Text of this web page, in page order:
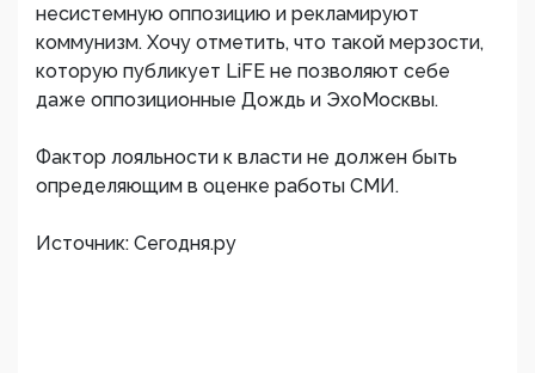
несистемную оппозицию и рекламируют
коммунизм. Хочу отметить, что такой мерзости,
которую публикует LiFE не позволяют себе
даже оппозиционные Дождь и ЭхоМосквы.
Фактор лояльности к власти не должен быть
определяющим в оценке работы СМИ.
Источник: Сегодня.ру